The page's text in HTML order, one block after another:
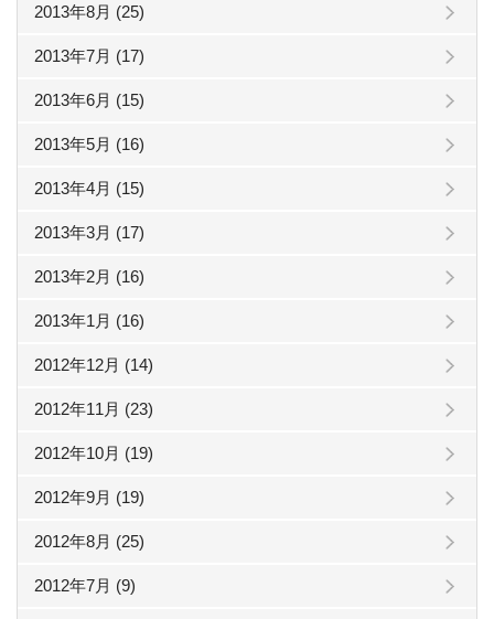
2013年8月 (25)
2013年7月 (17)
2013年6月 (15)
2013年5月 (16)
2013年4月 (15)
2013年3月 (17)
2013年2月 (16)
2013年1月 (16)
2012年12月 (14)
2012年11月 (23)
2012年10月 (19)
2012年9月 (19)
2012年8月 (25)
2012年7月 (9)